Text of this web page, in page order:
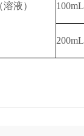
液） 100mL
200mL